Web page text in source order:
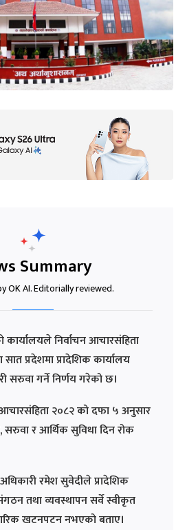
Summary
OK AI. Editorially reviewed.
निर्वाचन आचारसंहिता
प्रदेशमा प्रादेशिक कार्यालय
सरुवा गर्ने निर्णय गरेको छ।
२०८२ को दफा ५ अनुसार
सरुवा र आर्थिक सुविधा दिन रोक
रमेश सुवेदीले प्रादेशिक
तथा व्यवस्थापन सर्वे स्वीकृत
खटनपटन नभएको बताए।